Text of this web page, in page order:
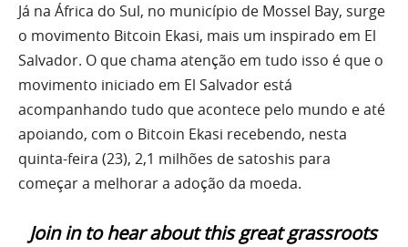
Já na África do Sul, no município de Mossel Bay, surge
o movimento Bitcoin Ekasi, mais um inspirado em El
Salvador. O que chama atenção em tudo isso é que o
movimento iniciado em El Salvador está
acompanhando tudo que acontece pelo mundo e até
apoiando, com o Bitcoin Ekasi recebendo, nesta
quinta-feira (23), 2,1 milhões de satoshis para
começar a melhorar a adoção da moeda.
Join in to hear about this great grassroots